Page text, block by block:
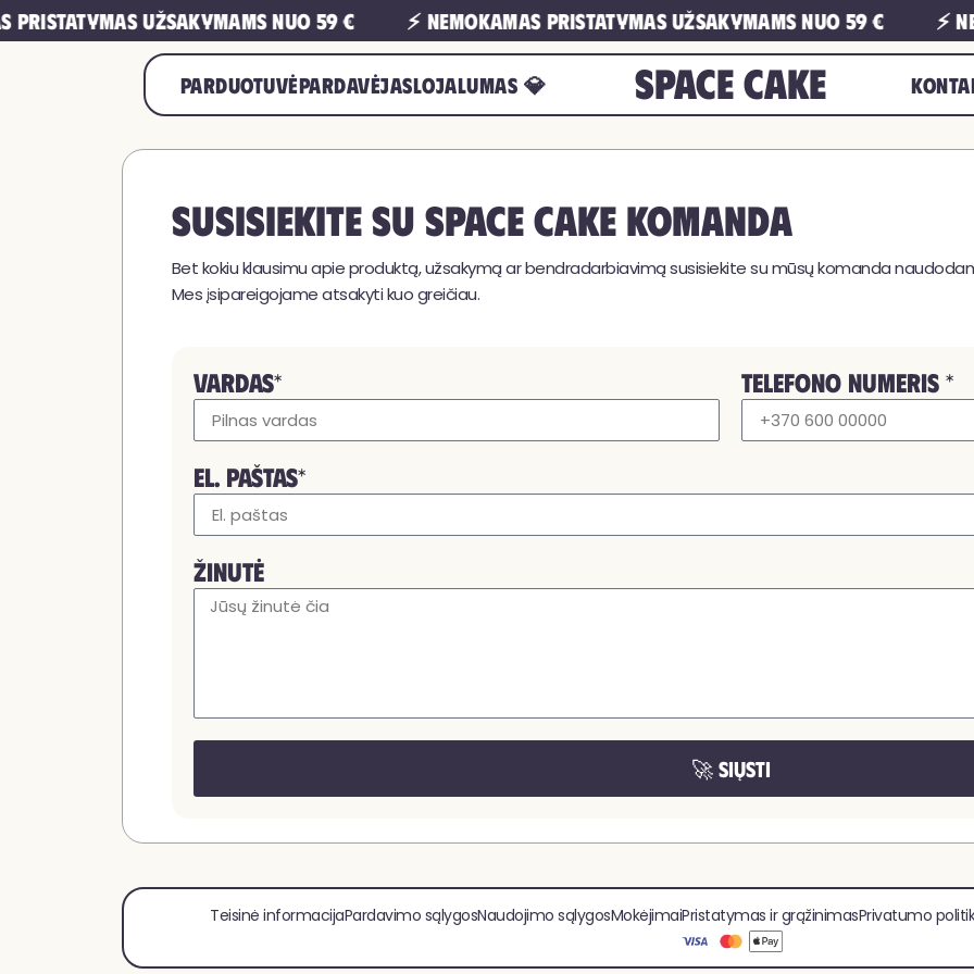
pristatymas užsakymams nuo 59 € ⚡ Nemokamas pristatymas užsakymams nuo 59 € ⚡
PARDUOTUVĖPARDAVĖJASLOJALUMAS 💎 Space Cake
Susisiekite su Space Cake komanda
Bet kokiu klausimu apie produktą, užsakymą ar bendradarbiavimą susisiekite su mūsų komanda
Mes įsipareigojame atsakyti kuo greičiau.
VARDAS* TELEFONO NUMERIS *
EL. PAŠTAS*
ŽINUTĖ
🚀 SIŲSTI
Teisinė informacijaPardavimo sąlygosNaudojimo sąlygosMokėjimaiPristatymas ir grąžinimasPrivatumo